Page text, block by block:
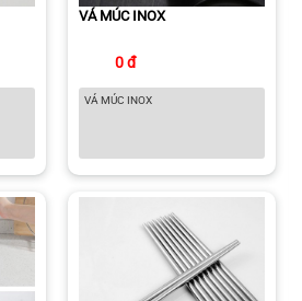
VÁ MÚC INOX
0 đ
VÁ MÚC INOX